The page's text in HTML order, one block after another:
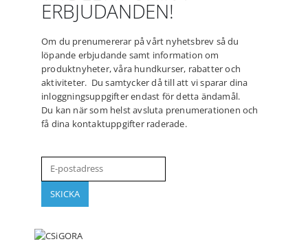
ERBJUDANDEN!
Om du prenumererar på vårt nyhetsbrev så du
löpande erbjudande samt information om
produktnyheter, våra hundkurser, rabatter och
aktiviteter. Du samtycker då till att vi sparar dina
inloggningsuppgifter endast för detta ändamål.
Du kan när som helst avsluta prenumerationen och
få dina kontaktuppgifter raderade.